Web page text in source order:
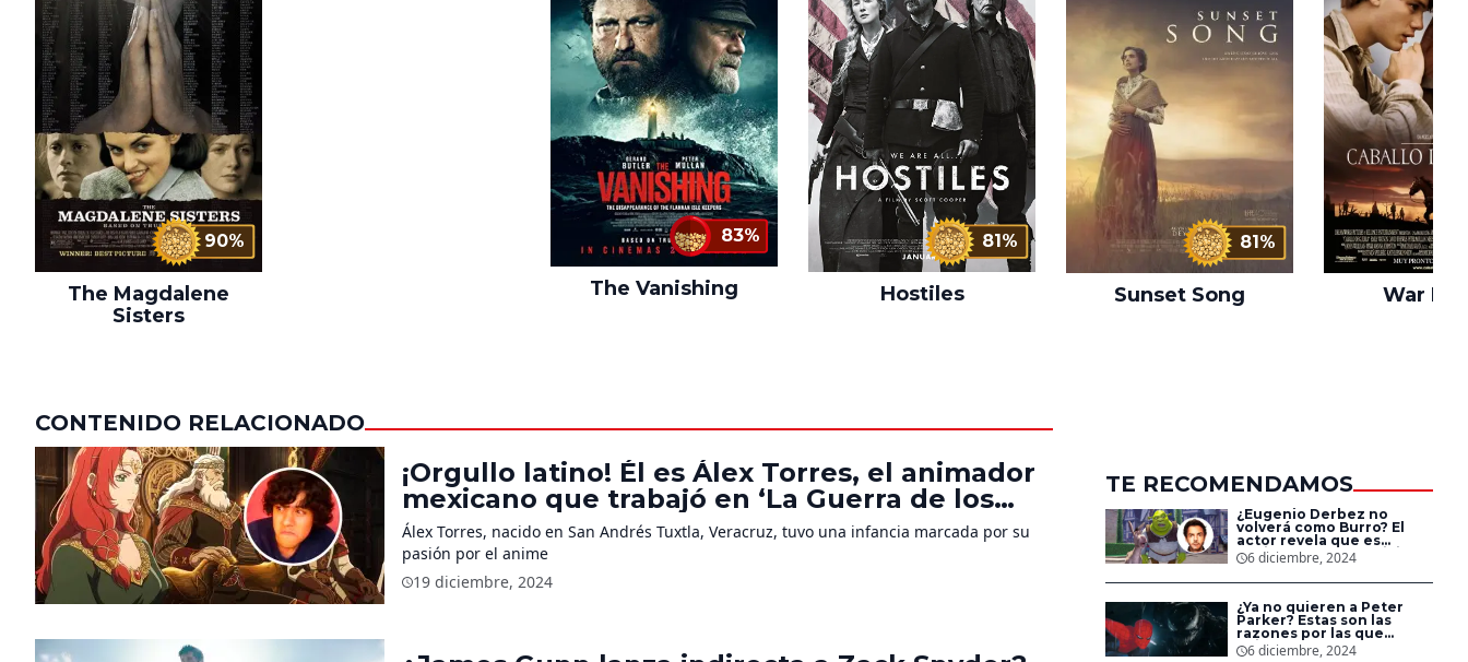
90%
The Magdalene
Sisters
83%
The Vanishing
81%
Hostiles
81%
Sunset Song War
CONTENIDO RELACIONADO
¡Orgullo latino! Él es Álex Torres, el animador
mexicano que trabajó en ‘La Guerra de los
Rohirrim,’ ‘Jujutsu Kaisen’ y ‘One Piece’
Álex Torres, nacido en San Andrés Tuxtla, Veracruz, tuvo una infancia marcada por su
pasión por el anime
19 diciembre, 2024
TE RECOMENDAMOS
¿Eugenio Derbez no
volverá como Burro? El
actor revela que es
posible que no participe
en ‘Shrek 5’
6 diciembre, 2024
¿Ya no quieren a Peter
Parker? Estas son las
razones por las que
Spider-Man no aparece
6 diciembre, 2024